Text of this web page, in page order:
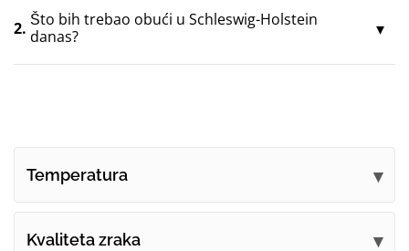
2. Što bih trebao obući u Schleswig-Holstein
danas?
Temperatura
Kvaliteta zraka